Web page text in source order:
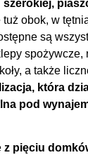
obok, w
są
spożywcze,
a także
która
pod
z pięciu